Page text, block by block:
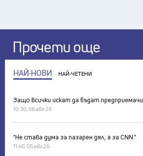
Прочети още
НАЙ-НОВИ НАЙ-ЧЕТЕНИ
Защо всички искат да бъдат предприемачи
10:30, 06 авг 26
"Не става дума за пазарен дял, а за CNN."
11:45, 05 авг 26